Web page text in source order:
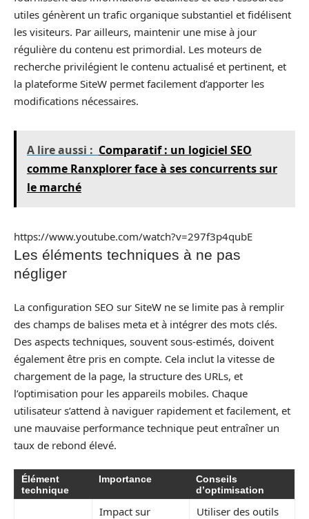
utiles génèrent un trafic organique substantiel et fidélisent
les visiteurs. Par ailleurs, maintenir une mise à jour
régulière du contenu est primordial. Les moteurs de
recherche privilégient le contenu actualisé et pertinent, et
la plateforme SiteW permet facilement d’apporter les
modifications nécessaires.
A lire aussi : Comparatif : un logiciel SEO
comme Ranxplorer face à ses concurrents sur
le marché
https://www.youtube.com/watch?v=297f3p4qubE
Les éléments techniques à ne pas
négliger
La configuration SEO sur SiteW ne se limite pas à remplir
des champs de balises meta et à intégrer des mots clés.
Des aspects techniques, souvent sous-estimés, doivent
également être pris en compte. Cela inclut la vitesse de
chargement de la page, la structure des URLs, et
l’optimisation pour les appareils mobiles. Chaque
utilisateur s’attend à naviguer rapidement et facilement, et
une mauvaise performance technique peut entraîner un
taux de rebond élevé.
Élément
technique
Importance
Conseils
d’optimisation
Impact sur
Utiliser des outils